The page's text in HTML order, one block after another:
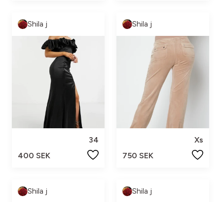
Shila j
34
400 SEK
Shila j
Xs
750 SEK
Shila j Shila j